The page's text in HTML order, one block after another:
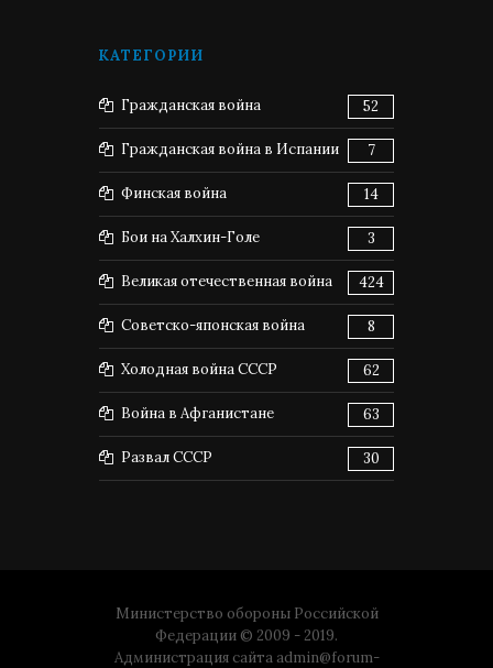
КАТЕГОРИИ
Гражданская война 52
Гражданская война в Испании 7
Финская война 14
Бои на Халхин-Голе 3
Великая отечественная война 424
Советско-японская война 8
Холодная война СССР 62
Война в Афганистане 63
Развал СССР 30
Министерство обороны Российской
Федерации © 2009 - 2019.
Администрация сайта admin@forum-